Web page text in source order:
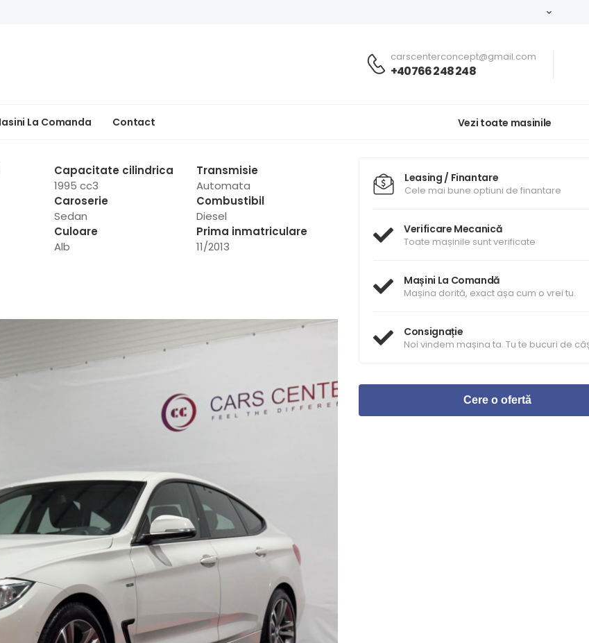
carscenterconcept@gmail.com
+40766 248 248
La Comanda Contact Vezi toate masinile
Capacitate cilindrica
1995 cc3
Transmisie
Automata
Caroserie
Sedan
Combustibil
Diesel
Culoare
Alb
Prima inmatriculare
11/2013
Leasing / Finantare
Cele mai bune optiuni de finantare
Verificare Mecanică
Toate mașinile sunt verificate
Mașini La Comandă
Mașina dorită, exact așa cum o vrei tu.
Consignație
Noi vindem mașina ta. Tu te bucuri de
Cere o ofertă